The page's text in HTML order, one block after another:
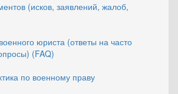
(исков, заявлений, жалоб,
юриста (ответы на часто
(FAQ)
по военному праву